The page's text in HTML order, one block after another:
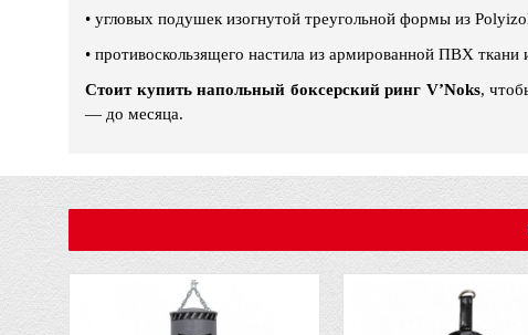
• угловых подушек изогнутой треугольной формы из
• противоскользящего настила из армированной ПВХ ткани
Стоит купить напольный боксерский ринг V’Noks,
— до месяца.